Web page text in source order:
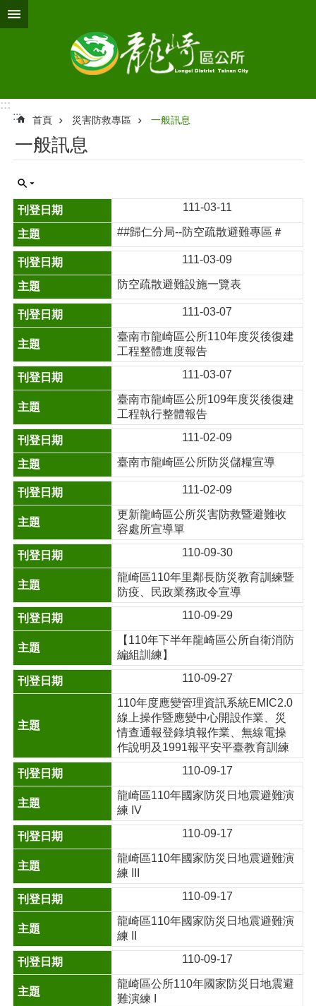
跳到主要內容區塊
:::
:::
首頁 災害防救專區 一般訊息
一般訊息
111-03-11
##歸仁分局--防空疏散避難專區＃
111-03-09
防空疏散避難設施一覽表
111-03-07
臺南市龍崎區公所110年度災後復建
工程整體進度報告
111-03-07
臺南市龍崎區公所109年度災後復建
工程執行整體報告
111-02-09
臺南市龍崎區公所防災儲糧宣導
111-02-09
更新龍崎區公所災害防救暨避難收
容處所宣導單
110-09-30
龍崎區110年里鄰長防災教育訓練暨
防疫、民政業務政令宣導
110-09-29
【110年下半年龍崎區公所自衛消防
編組訓練】
110-09-27
110年度應變管理資訊系統EMIC2.0
線上操作暨應變中心開設作業、災
情查通報登錄填報作業、無線電操
作說明及1991報平安平臺教育訓練
110-09-17
龍崎區110年國家防災日地震避難演
練 IV
110-09-17
龍崎區110年國家防災日地震避難演
練 III
110-09-17
龍崎區110年國家防災日地震避難演
練 II
110-09-17
龍崎區公所110年國家防災日地震避
難演練 I